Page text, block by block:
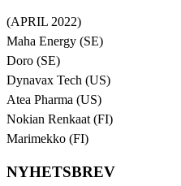
(APRIL 2022)
Maha Energy (SE)
Doro (SE)
Dynavax Tech (US)
Atea Pharma (US)
Nokian Renkaat (FI)
Marimekko (FI)
NYHETSBREV